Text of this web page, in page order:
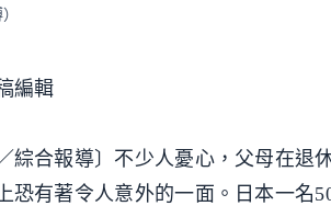
編輯
綜合報導〕不少人憂心，父母在
恐有著令人意外的一面。日本一名